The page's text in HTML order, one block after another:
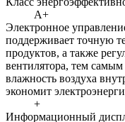
A+
Электронное
поддерживает точную
продуктов, а также
вентилятора, тем самым
влажность воздуха
экономит
+
Информационный